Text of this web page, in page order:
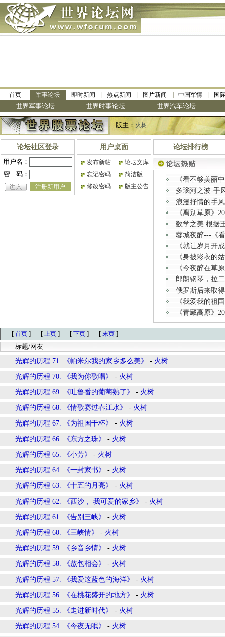
首页 军事论坛 即时新闻 热点新闻 图片新闻 中国军情 国
世界军事论坛 世界时事论坛 世界汽车论坛
版主： 火树
论坛社区登录
用户名：
密
码：
注册新用户
用户桌面
发布新帖
论坛文库
忘记密码
简洁版
修改密码
版主公告
论坛排行榜
《看不够美丽
多瑙河之波-手
浪漫抒情的手
《离别草原》
数学之美 根据
蓉城夜醉---《
《就让岁月开
《身披彩衣的
《今夜醉在草
郎朗钢琴，拉
俄罗斯后来取
《我爱我的祖
《青藏高原》
[ 首页 ] [ 上页 ] [ 下页 ] [ 末页 ]
标题/网友
光辉的历程 71. 《帕米尔我的家乡多么美》
- 火树
光辉的历程 70. 《我为你歌唱》 - 火树
光辉的历程 69. 《吐鲁番的葡萄熟了》 - 火树
光辉的历程 68. 《情歌赛过春江水》 - 火树
光辉的历程 67. 《为祖国干杯》 - 火树
光辉的历程 66. 《东方之珠》 - 火树
光辉的历程 65. 《小芳》 - 火树
光辉的历程 64. 《一封家书》 - 火树
光辉的历程 63. 《十五的月亮》 - 火树
光辉的历程 62. 《西沙， 我可爱的家乡》 - 火树
光辉的历程 61. 《告别三峡》 - 火树
光辉的历程 60. 《三峡情》 - 火树
光辉的历程 59. 《乡音乡情》 - 火树
光辉的历程 58. 《敖包相会》 - 火树
光辉的历程 57. 《我爱这蓝色的海洋》 - 火树
光辉的历程 56. 《在桃花盛开的地方》 - 火树
光辉的历程 55. 《走进新时代》 - 火树
光辉的历程 54. 《今夜无眠》 - 火树